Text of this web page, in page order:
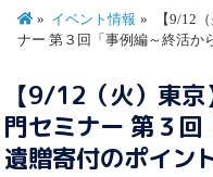
イベント情報
【9/12
ナー 第３回「事例編～終活か
【9/12（火）東
門セミナー 第３回
遺贈寄付のポイン